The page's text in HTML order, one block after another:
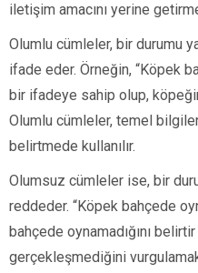
iletişim amacını yerine
Olumlu cümleler, bir durumu
ifade eder. Örneğin, “Köpek
bir ifadeye sahip olup,
Olumlu cümleler, temel
belirtmede kullanılır.
Olumsuz cümleler ise, bir
reddeder. “Köpek bahçede
bahçede oynamadığını
gerçekleşmediğini